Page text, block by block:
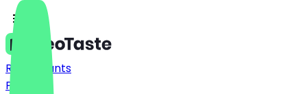
Restaurants
Preise